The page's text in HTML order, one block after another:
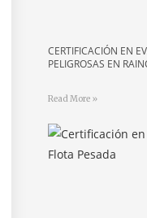
CERTIFICACIÓN EN
PELIGROSAS EN
Read More »